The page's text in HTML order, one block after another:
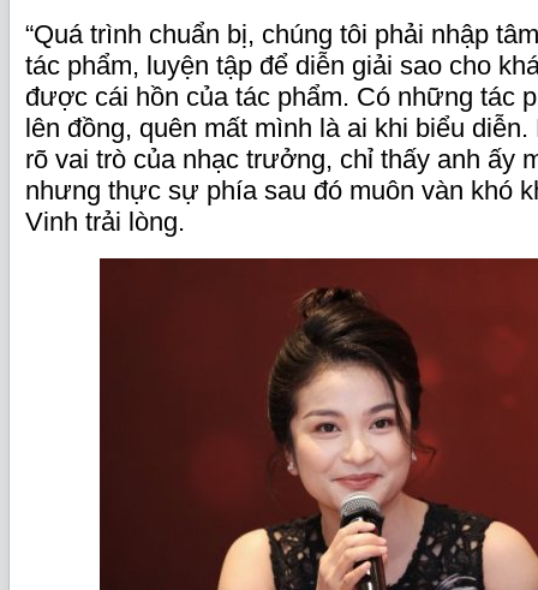
“Quá trình chuẩn bị, chúng tôi phải nhập
tác phẩm, luyện tập để diễn giải sao cho
được cái hồn của tác phẩm. Có những tác
lên đồng, quên mất mình là ai khi biểu
rõ vai trò của nhạc trưởng, chỉ thấy anh ấy
nhưng thực sự phía sau đó muôn vàn khó
Vinh trải lòng.